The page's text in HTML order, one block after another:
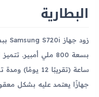
البطارية
جهازًا يعتمد عليه بشكل